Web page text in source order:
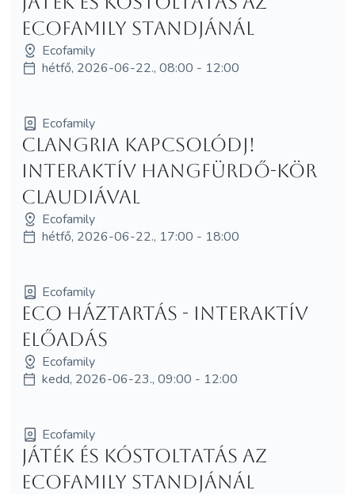
Ecofamily standjánál
Ecofamily
hétfő, 2026-06-22., 08:00 - 12:00
Ecofamily
Clangria Kapcsolódj!
Interaktív hangfürdő-kör
Claudiával
Ecofamily
hétfő, 2026-06-22., 17:00 - 18:00
Ecofamily
ECO háztartás - interaktív
előadás
Ecofamily
kedd, 2026-06-23., 09:00 - 12:00
Ecofamily
Játék és kóstoltatás az
Ecofamily standjánál